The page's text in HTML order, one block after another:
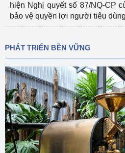
hiện Nghị quyết số 87/NQ-CP
bảo vệ quyền lợi người tiêu
PHÁT TRIỂN BỀN VỮNG